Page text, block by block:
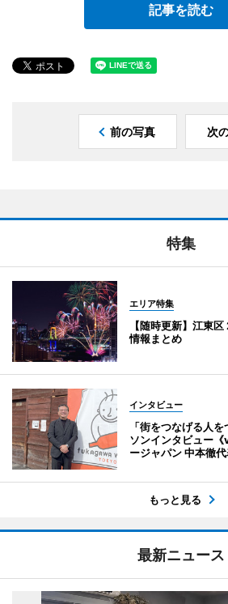
記事を読む
前の写真 次
特集
エリア特集
【随時更新】江東
情報まとめ
インタビュー
「街をつなげる人
ソンインタビュー
ージャパン 中本徹
もっと見る
最新ニュース